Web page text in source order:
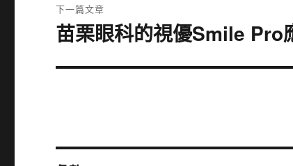
章:
下一篇文章
下
篇
苗栗眼科的視優Smile Pro